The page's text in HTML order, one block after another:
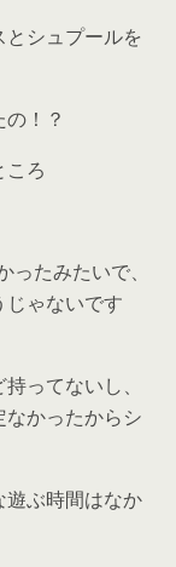
シュプールを
！？
ころ
ったみたいで、
ゃないです
ってないし、
かったからシ
遊ぶ時間はなか